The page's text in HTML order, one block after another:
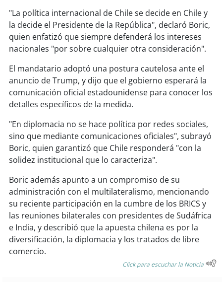
soyvalparaíso
soyquillota
soysanantonio
soychillán
soytalcahuano
soy concepción
soycoronel
soyarauco
soytemuco
"La política internacional de Chile se decide en Chile y
la decide el Presidente de la República", declaró Boric,
quien enfatizó que siempre defenderá los intereses
nacionales "por sobre cualquier otra consideración".
El mandatario adoptó una postura cautelosa ante el
anuncio de Trump, y dijo que el gobierno esperará la
comunicación oficial estadounidense para conocer los
detalles específicos de la medida.
"En diplomacia no se hace política por redes sociales,
sino que mediante comunicaciones oficiales", subrayó
Boric, quien garantizó que Chile responderá "con la
solidez institucional que lo caracteriza".
Boric además apunto a un compromiso de su
administración con el multilateralismo, mencionando
su reciente participación en la cumbre de los BRICS y
las reuniones bilaterales con presidentes de Sudáfrica
e India, y describió que la apuesta chilena es por la
diversificación, la diplomacia y los tratados de libre
comercio.
Click para escuchar la Noticia